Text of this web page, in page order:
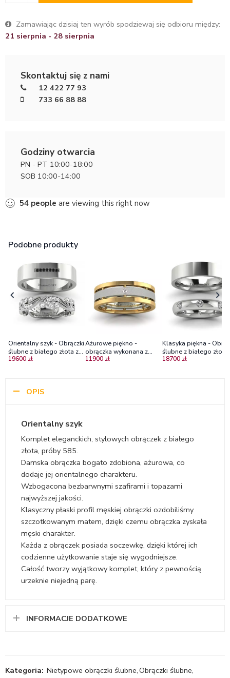
Zamawiając dzisiaj ten wyrób spodziewaj się odbioru między:
21 sierpnia - 28 sierpnia
Skontaktuj się z nami
12 422 77 93
733 66 88 88
Godziny otwarcia
PN - PT 10:00-18:00
SOB 10:00-14:00
54 people are viewing this right now
Podobne produkty
Orientalny szyk - Obrączki
ślubne z białego złota z
białymi szafirami oraz
19600 zł
Ażurowe piękno -
obrączka wykonana z
żółtego i białego złota
11900 zł
Klasyka piękna -
ślubne z białego złota
brylantami
18700 zł
OPIS
Orientalny szyk
Komplet eleganckich, stylowych obrączek z białego
złota, próby 585.
Damska obrączka bogato zdobiona, ażurowa, co
dodaje jej orientalnego charakteru.
Wzbogacona bezbarwnymi szafirami i topazami
najwyższej jakości.
Klasyczny płaski profil męskiej obrączki ozdobiliśmy
szczotkowanym matem, dzięki czemu obrączka zyskała
męski charakter.
Każda z obrączek posiada soczewkę, dzięki której ich
codzienne użytkowanie staje się wygodniejsze.
Całość tworzy wyjątkowy komplet, który z pewnością
urzeknie niejedną parę.
INFORMACJE DODATKOWE
Kategoria: Nietypowe obrączki ślubne,Obrączki ślubne,